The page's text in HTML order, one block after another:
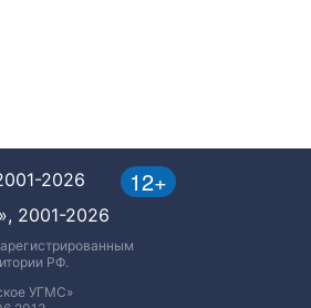
12+
2026
2001-2026
РФ.
УГМС»